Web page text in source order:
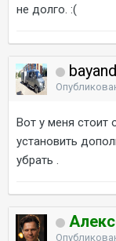
не долго. :(
Вот у меня стоит
установить
убрать .